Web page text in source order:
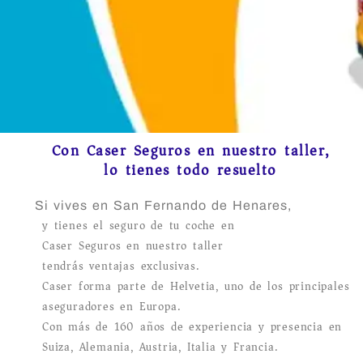
Con Caser Seguros en nuestro taller,
lo tienes todo resuelto
Si vives en San Fernando de Henares,
y tienes el seguro de tu coche en
Caser Seguros en nuestro taller
tendrás ventajas exclusivas.
Caser forma parte de Helvetia, uno de los principales
aseguradores en Europa.
Con más de 160 años de experiencia y presencia en
Suiza, Alemania, Austria, Italia y Francia.